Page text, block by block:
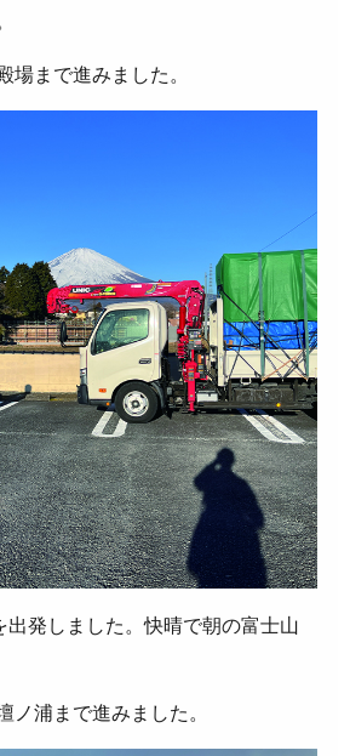
場まで進みました。
出発しました。快晴で朝の富士山
ノ浦まで進みました。